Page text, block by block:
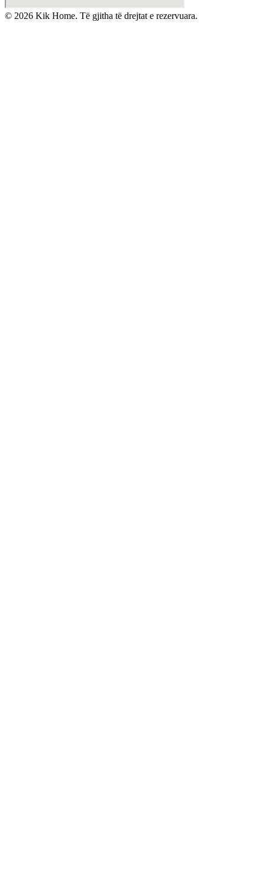
© 2026 Kik Home. Të gjitha të drejtat e rezervuara.